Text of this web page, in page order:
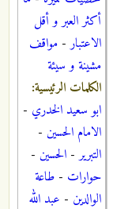
أكثر العبر و أقل
الاعتبار- مواقف
مشينة و سيئة
الكلمات الرئيسية:
ابو سعيد الخدري -
الامام الحسين -
التبرير- الحسين -
حوارات - طاعة
الوالدين - عبد الله